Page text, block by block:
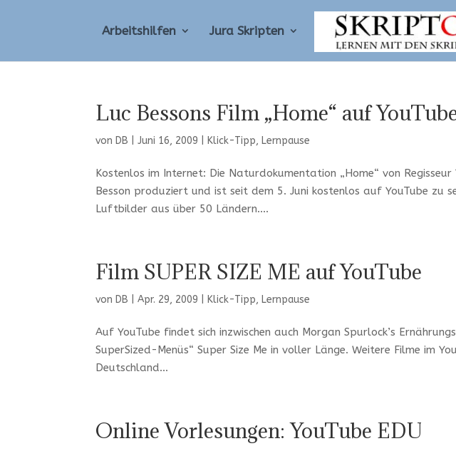
Arbeitshilfen Jura Skripten
Luc Bessons Film „Home“ auf
von DB |Juni 16, 2009 Klick-Tipp, Lernpause
Kostenlos im Internet: Die Naturdokumentation „Home“ von
Besson produziert und ist seit dem 5. Juni kostenlos auf YouTube zu
Luftbilder aus über 50 Ländern....
Film SUPER SIZE ME auf YouTube
von DB |Apr. 29, 2009 Klick-Tipp, Lernpause
Auf YouTube findet sich inzwischen auch Morgan Spurlock’s
SuperSized-Menüs“ Super Size Me in voller Länge. Weitere Filme im
Deutschland...
Online Vorlesungen: YouTube EDU